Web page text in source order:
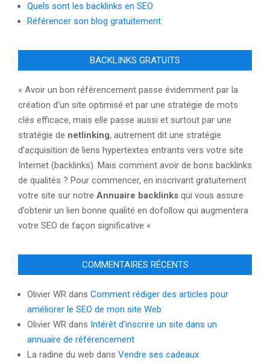
Quels sont les backlinks en SEO
Référencer son blog gratuitement
BACKLINKS GRATUITS
« Avoir un bon référencement passe évidemment par la
création d’un site optimisé et par une stratégie de mots
clés efficace, mais elle passe aussi et surtout par une
stratégie de netlinking, autrement dit une stratégie
d’acquisition de liens hypertextes entrants vers votre site
Internet (backlinks). Mais comment avoir de bons backlinks
de qualités ? Pour commencer, en inscrivant gratuitement
votre site sur notre Annuaire backlinks qui vous assure
d’obtenir un lien bonne qualité en dofollow qui augmentera
votre SEO de façon significative «
COMMENTAIRES RÉCENTS
Olivier WR dans Comment rédiger des articles pour
améliorer le SEO de mon site Web
Olivier WR dans Intérêt d’inscrire un site dans un
annuaire de référencement
La radine du web dans Vendre ses cadeaux